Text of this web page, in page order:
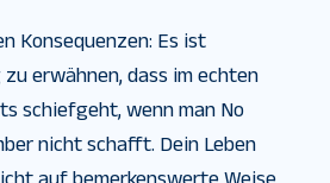
Konsequenzen: Es ist
erwähnen, dass im echten
schiefgeht, wenn man No
nicht schafft. Dein Leben
auf bemerkenswerte Weise